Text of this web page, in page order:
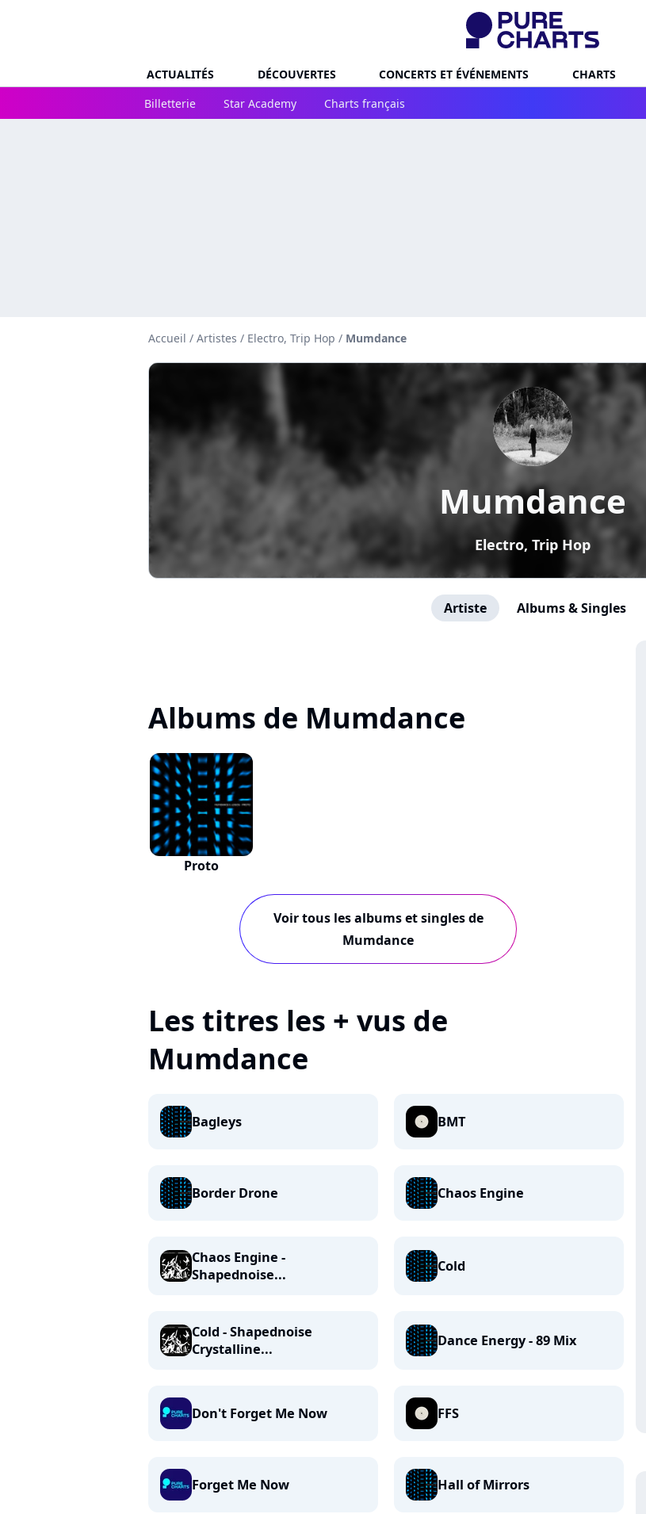
ACTUALITÉS DÉCOUVERTES CONCERTS ET ÉVÉNEMENTS CHARTS
Billetterie
Star Academy Charts français
Accueil / Artistes / Electro, Trip Hop / Mumdance
Mumdance
Electro, Trip Hop
Artiste Albums & Singles
Albums de Mumdance
Proto
Voir tous les albums et singles de
Mumdance
Les titres les + vus de
Mumdance
Bagleys BMT
Border Drone Chaos Engine
Chaos Engine -
Shapednoise...
Cold
Cold - Shapednoise
Crystalline...
Dance Energy - 89 Mix
Don't Forget Me Now FFS
Forget Me Now Hall of Mirrors